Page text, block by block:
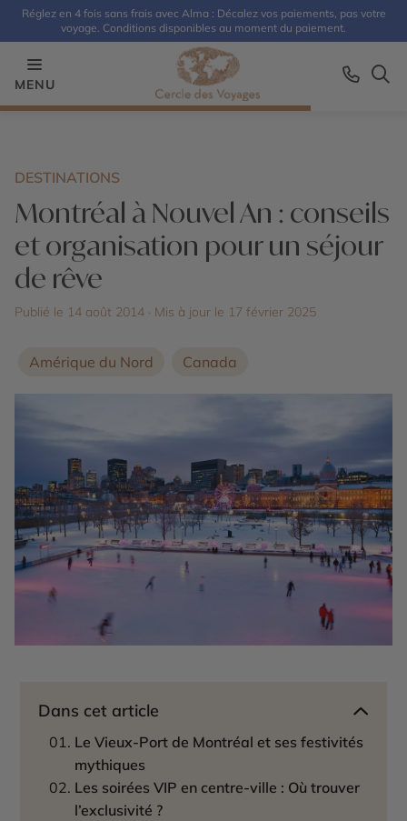
Réglez en 4 fois sans frais avec Alma : Décalez vos paiements, pas votre
voyage. Conditions disponibles au moment du paiement.
MENU
DESTINATIONS
Montréal à Nouvel An : conseils
et organisation pour un séjour
de rêve
Publié le 14 août 2014 · Mis à jour le 17 février 2025
Amérique du Nord Canada
Dans cet article
Le Vieux-Port de Montréal et ses festivités
mythiques
Les soirées VIP en centre-ville : Où trouver
l’exclusivité ?